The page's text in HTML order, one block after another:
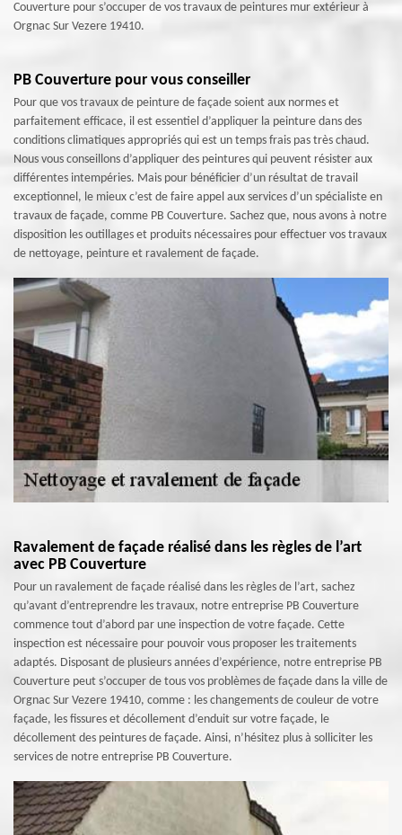
Couverture pour s’occuper de vos travaux de peintures mur extérieur à
Orgnac Sur Vezere 19410.
PB Couverture pour vous conseiller
Pour que vos travaux de peinture de façade soient aux normes et
parfaitement efficace, il est essentiel d’appliquer la peinture dans des
conditions climatiques appropriés qui est un temps frais pas très chaud.
Nous vous conseillons d’appliquer des peintures qui peuvent résister aux
différentes intempéries. Mais pour bénéficier d’un résultat de travail
exceptionnel, le mieux c’est de faire appel aux services d’un spécialiste en
travaux de façade, comme PB Couverture. Sachez que, nous avons à notre
disposition les outillages et produits nécessaires pour effectuer vos travaux
de nettoyage, peinture et ravalement de façade.
Ravalement de façade réalisé dans les règles de l’art
avec PB Couverture
Pour un ravalement de façade réalisé dans les règles de l’art, sachez
qu’avant d’entreprendre les travaux, notre entreprise PB Couverture
commence tout d’abord par une inspection de votre façade. Cette
inspection est nécessaire pour pouvoir vous proposer les traitements
adaptés. Disposant de plusieurs années d’expérience, notre entreprise PB
Couverture peut s’occuper de tous vos problèmes de façade dans la ville de
Orgnac Sur Vezere 19410, comme : les changements de couleur de votre
façade, les fissures et décollement d’enduit sur votre façade, le
décollement des peintures de façade. Ainsi, n’hésitez plus à solliciter les
services de notre entreprise PB Couverture.